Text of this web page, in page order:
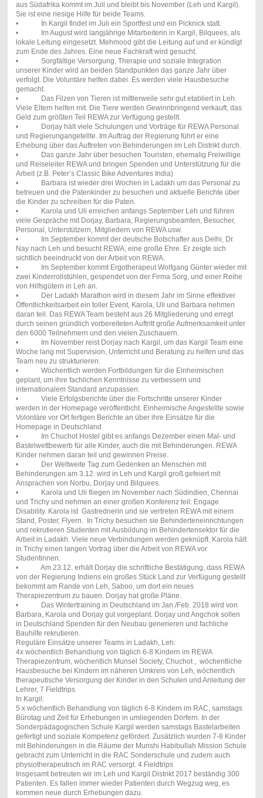
aus Südafrika kommt im Juli und bleibt bis November (Leh und Kargil).
Sie ist eine riesige Hilfe für beide Teams.
• In Kargil findet im Juli ein Sportfest und ein Picknick statt.
• Im August wird langjährige Mitarbeiterin in Kargil, Bilquees, als
lokale Leitung eingesetzt. Mehmood gibt die Leitung auf und er kündigt
zum Ende des Jahres. Eine neue Fachkraft wird gesucht.
• Sorgfältige Versorgung, Therapie und soziale Integration
unserer Kinder wird an beiden Standpunkten das ganze Jahr über
verfolgt. Die Voluntäre helfen dabei. Es werden viele Hausbesuche
gemacht.
• Das Filzen von Tieren ist mittlerweile sehr gut etabliert in Leh.
Viele Eltern helfen mit. Die Tiere werden Gewinnbringend verkauft, das
Geld zum größten Teil REWA zur Verfügung gestellt.
• Dorjay hält viele Schulungen und Vorträge für REWA Personal
und Regierungangetellte. Im Auftrag der Regierung führt er eine
Erhebung über das Auftreten von Behinderungen im Leh Distrikt durch.
• Das ganze Jahr über besuchen Touristen, ehemalig Freiwillige
und Reiseleiter REWA und bringen Spenden und Unterstützung für die
Arbeit (z.B. Peter’s Classic Bike Adventures India)
• Barbara ist wieder drei Wochen in Ladakh um das Personal zu
betreuen und die Patenkinder zu besuchen und aktuelle Berichte über
die Kinder zu schreiben für die Paten.
• Karola und Uli erreichen anfangs September Leh und führen
viele Gespräche mit Dorjay, Barbara, Regierungsbeamten, Besucher,
Personal, Unterstützern, Mitgliedern von REWA usw.
• Im September kommt der deutsche Botschafter aus Delhi, Dr.
Nay nach Leh und besucht REWA, eine große Ehre. Er zeigte sich
sichtlich beeindruckt von der Arbeit von REWA.
• Im September kommt Ergotherapeut Wolfgang Günter wieder mit
zwei Kinderrollstühlen, gespendet von der Firma Sorg, und einer Reihe
von Hilfsgütern in Leh an.
• Der Ladakh Marathon wird in diesem Jahr im Sinne effektiver
Öffentlichkeitsarbeit ein toller Event, Karola, Uli und Barbara nehmen
daran teil. Das REWA Team besteht aus 26 Mitgliederung und erregt
durch seinen gründlich vorbereiteten Auftritt große Aufmerksamkeit unter
den 6000 Teilnehmern und den vielen Zuschauern.
• Im November reist Dorjay nach Kargil, um das Kargil Team eine
Woche lang mit Supervision, Unterricht und Beratung zu helfen und das
Team neu zu strukturieren.
• Wöchentlich werden Fortbildungen für die Einheimischen
geplant, um ihre fachlichen Kenntnisse zu verbessern und
internationalem Standard anzupassen.
• Viele Erfolgsberichte über die Fortschritte unserer Kinder
werden in der Homepage veröffentlicht. Einheimische Angestellte sowie
Volontäre vor Ort fertigen Berichte an über ihre Einsätze für die
Homepage in Deutschland
• Im Chuchot Hostel gibt es anfangs Dezember einen Mal- und
Bastelwettbewerb für alle Kinder, auch die mit Behinderungen. REWA
Kinder nehmen daran teil und gewinnen Preise.
• Der Weltweite Tag zum Gedenken an Menschen mit
Behinderungen am 3.12. wird in Leh und Kargil groß gefeiert mit
Ansprachen von Norbu, Dorjay und Bilquees.
• Karola und Uli fliegen im November nach Südindien, Chennai
und Trichy und nehmen an einer großen Konferenz teil: Engage
Disability. Karola ist Gastrednerin und sie vertreten REWA mit einem
Stand, Poster, Flyern. In Trichy besuchen sie Behinderteneinrichtungen
und rekrutieren Studenten mit Ausbildung im Behindertensektor für die
Arbeit in Ladakh. Viele neue Verbindungen werden geknüpft. Karola hält
in Trichy einen langen Vortrag über die Arbeit von REWA vor
Studentinnen.
• Am 23.12. erhält Dorjay die schriftliche Bestätigung, dass REWA
von der Regierung Indiens ein großes Stück Land zur Verfügung gestellt
bekommt am Rande von Leh, Saboo, um dort ein neues
Therapiezentrum zu bauen. Dorjay hat große Pläne.
• Das Wintertraining in Deutschland im Jan./Feb. 2018 wird von
Barbara, Karola und Dorjay gut vorgeplant. Dorjay und Angchok sollen
in Deutschland Spenden für den Neubau generieren und fachliche
Bauhilfe rekrutieren.
Reguläre Einsätze unserer Teams in Ladakh, Leh:
4x wöchentlich Behandlung von täglich 6-8 Kindern im REWA
Therapiezentrum, wöchentlich Munsel Society, Chuchot , wöchentliche
Hausbesuche bei Kindern im näheren Umkreis von Leh, wöchentlich
therapeutische Versorgung der Kinder in den Schulen und Anleitung der
Lehrer, 7 Fieldtrips
In Kargil:
5 x wöchentlich Behandlung von täglich 6-8 Kindern im RAC, samstags
Bürotag und Zeit für Erhebungen in umliegenden Dörfern. In der
Sonderpädagogischen Schule Kargil werden samstags Bastelarbeiten
gefertigt und soziale Kompetenz gefördert. Zusätzlich wurden 7-8 Kinder
mit Behinderungen in die Räume der Munshi Habibullah Mission Schule
gebracht zum Unterricht in die RAC Sonderschule und zudem auch
physiotherapeutisch im RAC versorgt. 4 Fieldtrips
Insgesamt betreuten wir im Leh und Kargil Distrikt 2017 beständig 300
Patienten. Es fallen immer wieder Patienten durch Wegzug weg, es
kommen neue durch Erhebungen dazu.